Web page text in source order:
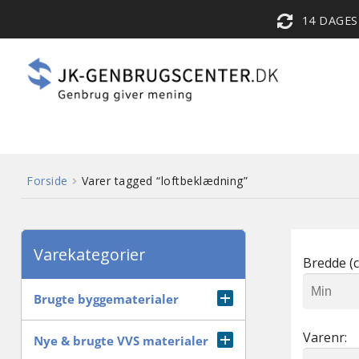
14
Forside Varer tagged “loftbeklædning”
Bredde
Varenr:
Varekategorier
Brugte byggematerialer
Diverse
Nye & brugte VVS materialer